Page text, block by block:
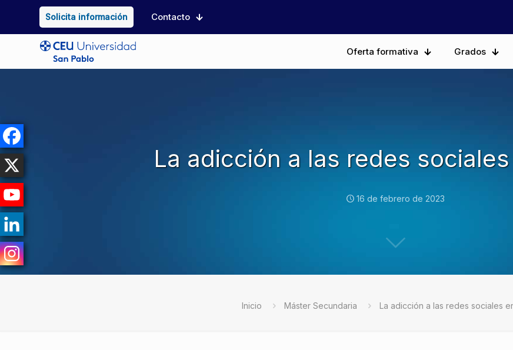
Solicita información Contacto
Oferta formativa Grados
La adicción a las redes
16 de febrero de 2023
Inicio Máster Secundaria La adicción a las redes sociales